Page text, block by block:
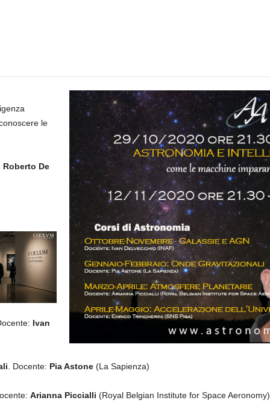
le
Roberto De
Ivan
. Docente: Pia Astone(La Sapienza)
Arianna Piccialli (Royal Belgian Institute for Space Aeronomy)